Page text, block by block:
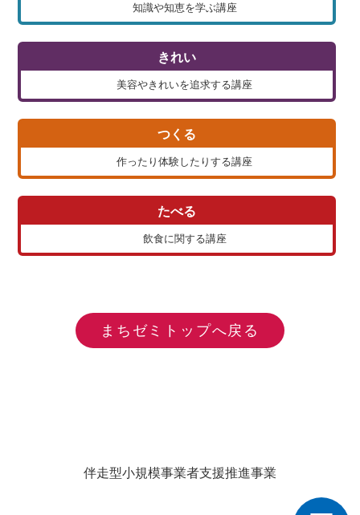
知識や知恵を学ぶ講座
きれい
美容やきれいを追求する講座
つくる
作ったり体験したりする講座
たべる
飲食に関する講座
まちゼミトップへ戻る
伴走型小規模事業者支援推進事業